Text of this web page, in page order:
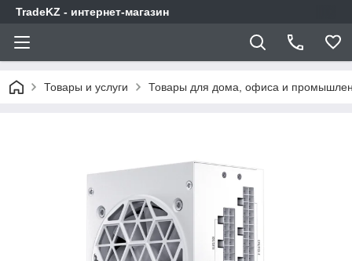
TradeKZ - интернет-магазин
Товары и услуги Товары для дома, офиса и